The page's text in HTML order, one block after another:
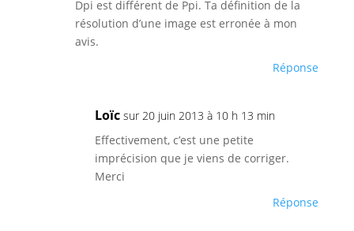
Dpi est différent de Ppi. Ta définition de la
résolution d’une image est erronée à mon
avis.
Réponse
Loïc sur 20 juin 2013 à 10 h 13 min
Effectivement, c’est une petite
imprécision que je viens de corriger.
Merci
Réponse